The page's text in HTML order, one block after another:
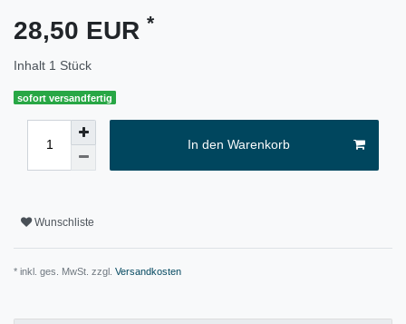
28,50 EUR *
Inhalt 1 Stück
sofort versandfertig
In den Warenkorb
Wunschliste
* inkl. ges. MwSt. zzgl. Versandkosten